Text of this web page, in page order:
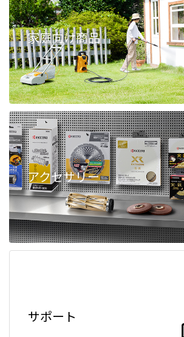
家庭向け商品
アクセサリー
サポート